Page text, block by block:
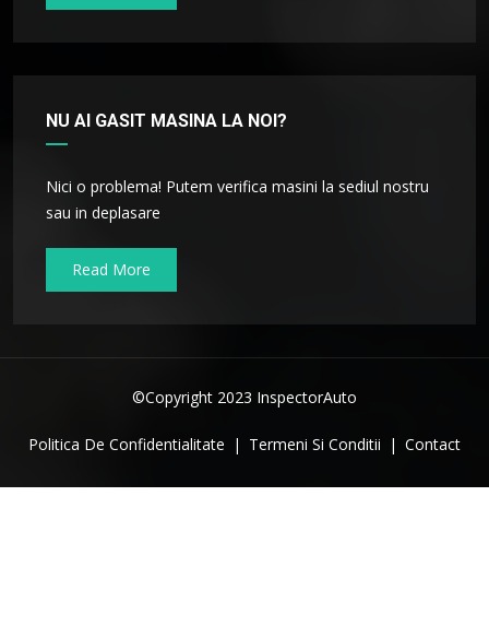
NU AI GASIT MASINA LA NOI?
Nici o problema! Putem verifica masini la sediul nostru
sau in deplasare
Read More
©Copyright 2023 InspectorAuto
Politica De Confidentialitate | Termeni Si Conditii | Contact